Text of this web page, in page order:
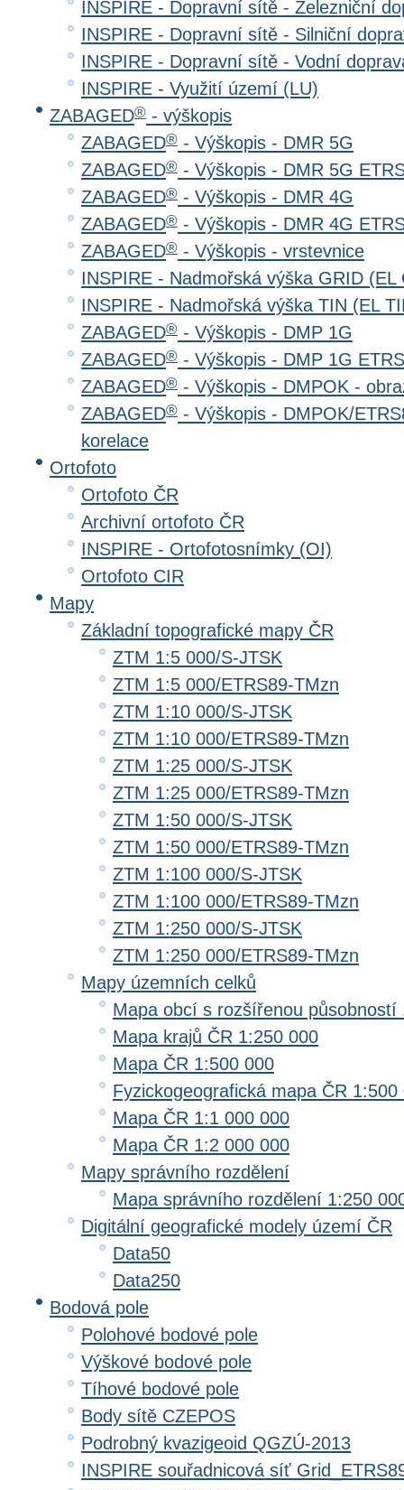
INSPIRE - Dopravní sítě - Železniční
INSPIRE - Dopravní sítě - Silniční
INSPIRE - Dopravní sítě - Vodní
INSPIRE - Využití území (LU)
ZABAGED® - výškopis
ZABAGED® - Výškopis - DMR 5G
ZABAGED® - Výškopis - DMR 5G
ZABAGED® - Výškopis - DMR 4G
ZABAGED® - Výškopis - DMR 4G
ZABAGED® - Výškopis - vrstevnice
INSPIRE - Nadmořská výška GRID (EL
INSPIRE - Nadmořská výška TIN (EL
ZABAGED® - Výškopis - DMP 1G
ZABAGED® - Výškopis - DMP 1G
ZABAGED® - Výškopis - DMPOK -
ZABAGED® - Výškopis - DMPOK/
korelace
Ortofoto
Ortofoto ČR
Archivní ortofoto ČR
INSPIRE - Ortofotosnímky (OI)
Ortofoto CIR
Mapy
Základní topografické mapy ČR
ZTM 1:5 000/S-JTSK
ZTM 1:5 000/ETRS89-TMzn
ZTM 1:10 000/S-JTSK
ZTM 1:10 000/ETRS89-TMzn
ZTM 1:25 000/S-JTSK
ZTM 1:25 000/ETRS89-TMzn
ZTM 1:50 000/S-JTSK
ZTM 1:50 000/ETRS89-TMzn
ZTM 1:100 000/S-JTSK
ZTM 1:100 000/ETRS89-TMzn
ZTM 1:250 000/S-JTSK
ZTM 1:250 000/ETRS89-TMzn
Mapy územních celků
Mapa obcí s rozšířenou působností
Mapa krajů ČR 1:250 000
Mapa ČR 1:500 000
Fyzickogeografická mapa ČR 1:500
Mapa ČR 1:1 000 000
Mapa ČR 1:2 000 000
Mapy správního rozdělení
Mapa správního rozdělení 1:250
Digitální geografické modely území ČR
Data50
Data250
Bodová pole
Polohové bodové pole
Výškové bodové pole
Tíhové bodové pole
Body sítě CZEPOS
Podrobný kvazigeoid QGZÚ-2013
INSPIRE souřadnicová síť